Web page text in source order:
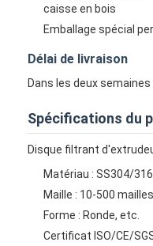
Produits
A propos de nous
Visite d'usine
Contact
caisse en bois
Emballage spécial
Délai de livraison
Dans les deux
Spécifications du
Disque filtrant
Matériau : SS304/
Maille : 10-500 mailles
Forme : Ronde, etc.
Certificat ISO/CE/